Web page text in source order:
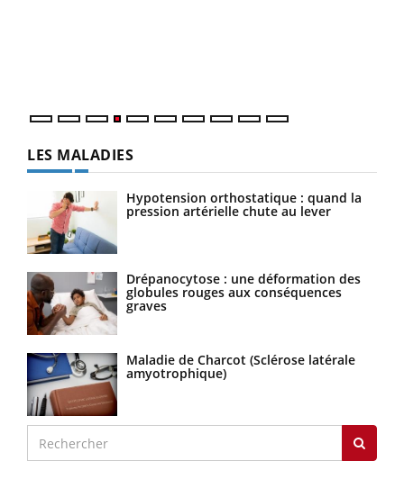
LES MALADIES
Hypotension orthostatique : quand la
pression artérielle chute au lever
Drépanocytose : une déformation des
globules rouges aux conséquences
graves
Maladie de Charcot (Sclérose latérale
amyotrophique)